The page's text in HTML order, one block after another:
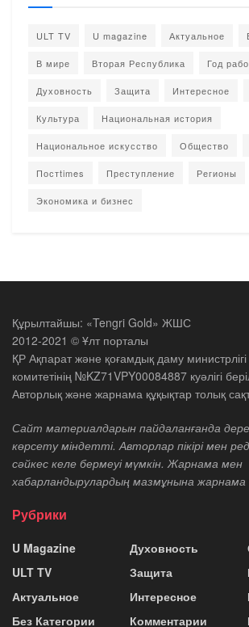
ULT TV U magazine Актуальное
В мире Вторая Республика Год
Духовность Защита Интересное
Культура Национальная история
Национальное искусство Общество
Постtimes Преступление Регионы
Экономика и бизнес
Құрылтайшы: «Tengri Gold» ЖШС
2012-2021 © Ұлт порталы
ҚР Ақпарат және қоғамдық даму
комитетінің №KZ71VPY00084887 куәлігі
Авторлық және жарнама құқықтар толық
Сайт материалдарын пайдаланғанда
көрсету міндетті. Авторлар пікірі мен
сәйкес келе бермеуі мүмкін. Жарнама мен
хабарландырулардың мазмұнына
Рубрики
U Magazine
ULT TV
Актуальное
Без Категории
Духовность
Защита
Интересное
Комментарии